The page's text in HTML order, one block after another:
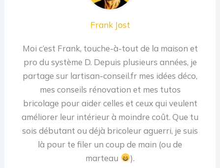
Frank Jost
Moi c’est Frank, touche-à-tout de la maison et
pro du système D. Depuis plusieurs années, je
partage sur lartisan-conseil.fr mes idées déco,
mes conseils rénovation et mes tutos
bricolage pour aider celles et ceux qui veulent
améliorer leur intérieur à moindre coût. Que tu
sois débutant ou déjà bricoleur aguerri, je suis
là pour te filer un coup de main (ou de
marteau
).